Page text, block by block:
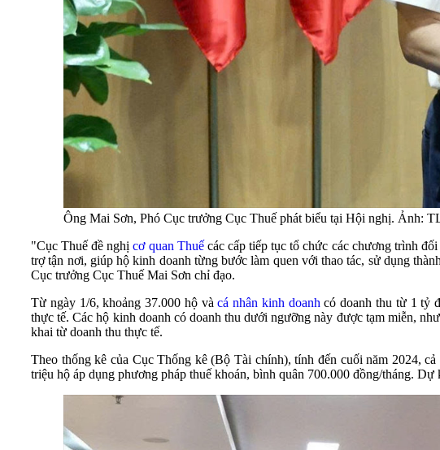
Ông Mai Sơn, Phó Cục trưởng Cục Thuế phát biểu tại Hội nghị. Ảnh:
"Cục Thuế đề nghịcơ quan Thuếcác cấp tiếp tục tổ chức các chương trình
trợ tận nơi, giúp hộ kinh doanh từng bước làm quen với thao tác, sử dụng
Cục trưởng Cục Thuế Mai Sơn chỉ đạo.
Từ ngày 1/6, khoảng 37.000 hộ vàcá nhân kinh doanh có doanh thu từ 1 tỷ
thực tế. Các hộ kinh doanh có doanh thu dưới ngưỡng này được tạm miễn,
khai từ doanh thu thực tế.
Theo thống kê của Cục Thống kê (Bộ Tài chính), tính đến cuối năm 2024,
triệu hộ áp dụng phương pháp thuế khoán, bình quân 700.000 đồng/tháng.